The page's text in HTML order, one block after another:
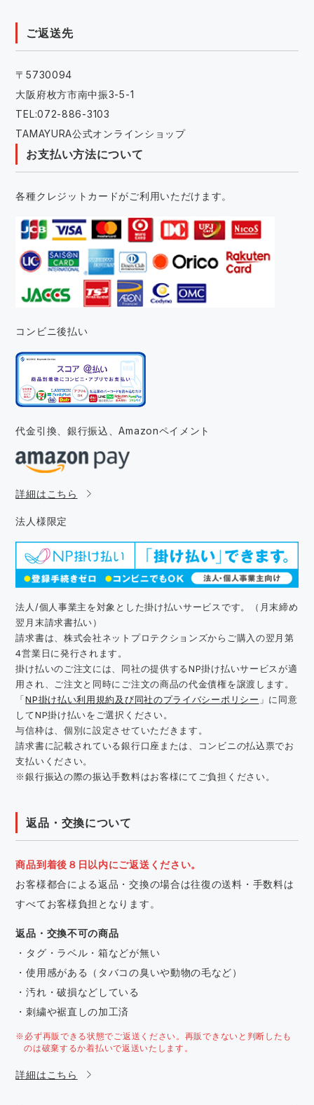
ご返送先
〒5730094
大阪府枚方市南中振3-5-1
TEL:072-886-3103
TAMAYURA公式オンラインショップ
お支払い方法について
各種クレジットカードがご利用いただけます。
コンビニ後払い
代金引換、銀行振込、Amazonペイメント
詳細はこちら
法人様限定
法人/個人事業主を対象とした掛け払いサービスです。（月末締め
翌月末請求書払い）
請求書は、株式会社ネットプロテクションズからご購入の翌月第
4営業日に発行されます。
掛け払いのご注文には、同社の提供するNP掛け払いサービスが適
用され、ご注文と同時にご注文の商品の代金債権を譲渡します。
「NP掛け払い利用規約及び同社のプライバシーポリシー 」に同意
してNP掛け払いをご選択ください。
与信枠は、個別に設定させていただきます。
請求書に記載されている銀行口座または、コンビニの払込票でお
支払いください。
※銀行振込の際の振込手数料はお客様にてご負担ください。
返品・交換について
商品到着後８日以内にご返送ください。
お客様都合による返品・交換の場合は往復の送料・手数料は
すべてお客様負担となります。
返品・交換不可の商品
・タグ・ラベル・箱などが無い
・使用感がある（タバコの臭いや動物の毛など）
・汚れ・破損などしている
・刺繍や裾直しの加工済
※必ず再販できる状態でご返送ください。再販できないと判断したも
のは破棄するか着払いで返送いたします。
詳細はこちら